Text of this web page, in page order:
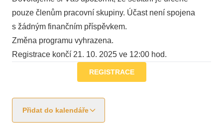
pouze členům pracovní skupiny. Účast není spojena
s žádným finančním příspěvkem.
Změna programu vyhrazena.
Registrace končí 21. 10. 2025 ve 12:00 hod.
REGISTRACE
Přidat do kalendáře